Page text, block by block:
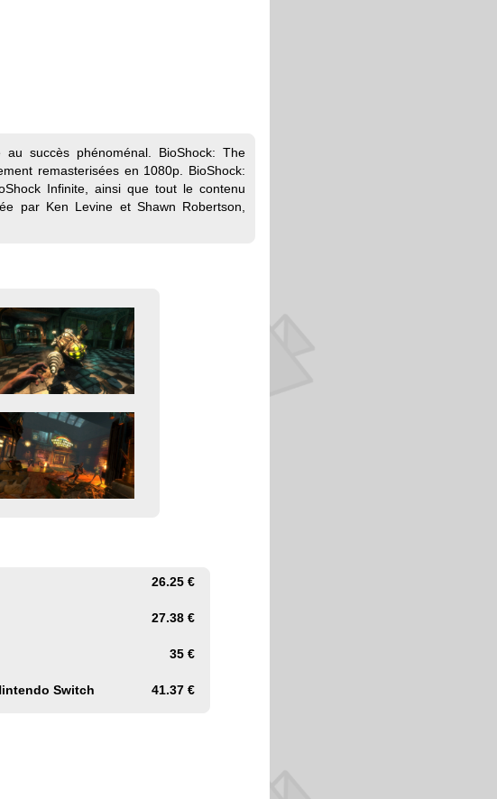
succès phénoménal. BioShock: The
remasterisées en 1080p. BioShock:
Infinite, ainsi que tout le contenu
par Ken Levine et Shawn Robertson,
26.25 €
27.38 €
35 €
Switch 41.37 €